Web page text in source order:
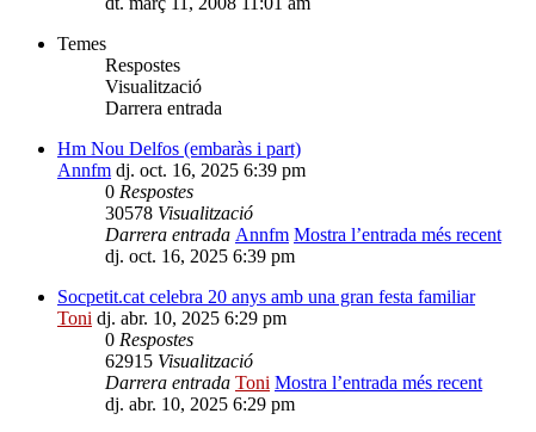
Temes
Respostes
Visualització
Darrera entrada
Hm Nou Delfos (embaràs i part)
Annfm dj. oct. 16, 2025 6:39 pm
0 Respostes
30578 Visualització
Darrera entrada Annfm Mostra l’entrada més recent
dj. oct. 16, 2025 6:39 pm
Socpetit.cat celebra 20 anys amb una gran festa familiar
Toni dj. abr. 10, 2025 6:29 pm
0 Respostes
62915 Visualització
Darrera entrada Toni Mostra l’entrada més recent
dj. abr. 10, 2025 6:29 pm